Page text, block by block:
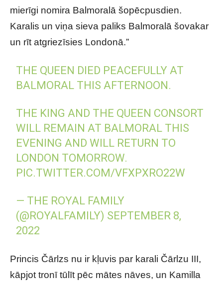
mierīgi nomira Balmoralā šopēcpusdien.
Karalis un viņa sieva paliks Balmoralā šovakar
un rīt atgriezīsies Londonā.”
THE QUEEN DIED PEACEFULLY AT
BALMORAL THIS AFTERNOON.
THE KING AND THE QUEEN CONSORT
WILL REMAIN AT BALMORAL THIS
EVENING AND WILL RETURN TO
LONDON TOMORROW.
PIC.TWITTER.COM/VFXPXRO22W
— THE ROYAL FAMILY
(@ROYALFAMILY) SEPTEMBER 8,
2022
Princis Čārlzs nu ir kļuvis par karali Čārlzu III,
kāpjot tronī tūlīt pēc mātes nāves, un Kamilla